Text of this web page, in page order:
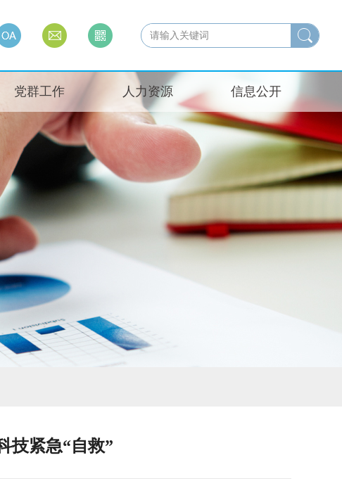
党群工作 人力资源 信息公开
技紧急“自救”